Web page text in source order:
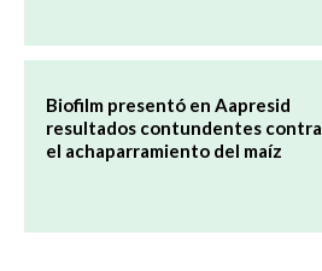
Biofilm presentó en Aapresid
resultados contundentes contra
el achaparramiento del maíz